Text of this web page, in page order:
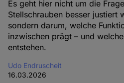
Es geht hier nicht um die
Stellschrauben besser justiert
sondern darum, welche
inzwischen prägt – und
entstehen.
Udo Endruscheit
16.03.2026